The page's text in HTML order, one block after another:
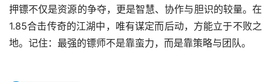
押镖不仅是资源的争夺，更是智慧、协作与胆识的较量。在
1.85合击传奇的江湖中，唯有谋定而后动，方能立于不败之
地。记住：最强的镖师不是靠蛮力，而是靠策略与团队。